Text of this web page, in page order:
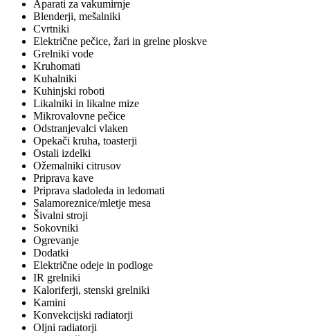
Aparati za vakumirnje
Blenderji, mešalniki
Cvrtniki
Električne pečice, žari in grelne ploskve
Grelniki vode
Kruhomati
Kuhalniki
Kuhinjski roboti
Likalniki in likalne mize
Mikrovalovne pečice
Odstranjevalci vlaken
Opekači kruha, toasterji
Ostali izdelki
Ožemalniki citrusov
Priprava kave
Priprava sladoleda in ledomati
Salamoreznice/mletje mesa
Šivalni stroji
Sokovniki
Ogrevanje
Dodatki
Električne odeje in podloge
IR grelniki
Kaloriferji, stenski grelniki
Kamini
Konvekcijski radiatorji
Oljni radiatorji